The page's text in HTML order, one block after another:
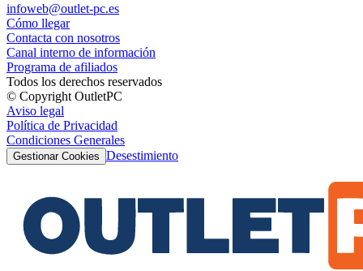
infoweb@outlet-pc.es
Cómo llegar
Contacta con nosotros
Canal interno de información
Programa de afiliados
Todos los derechos reservados
© Copyright OutletPC
Aviso legal
Política de Privacidad
Condiciones Generales
Gestionar Cookies Desestimiento